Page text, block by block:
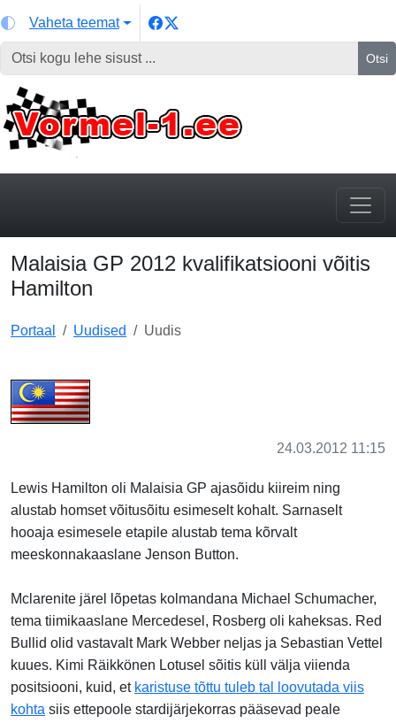
Vaheta teemat
Otsi
Malaisia GP 2012 kvalifikatsiooni võitis
Hamilton
Portaal Uudised Uudis
24.03.2012 11:15
Lewis Hamilton oli Malaisia GP ajasõidu kiireim ning
alustab homset võitusõitu esimeselt kohalt. Sarnaselt
hooaja esimesele etapile alustab tema kõrvalt
meeskonnakaaslane Jenson Button.
Mclarenite järel lõpetas kolmandana Michael Schumacher,
tema tiimikaaslane Mercedesel, Rosberg oli kaheksas. Red
Bullid olid vastavalt Mark Webber neljas ja Sebastian Vettel
kuues. Kimi Räikkönen Lotusel sõitis küll välja viienda
positsiooni, kuid, et karistuse tõttu tuleb tal loovutada viis
kohta siis ettepoole stardijärjekorras pääsevad peale